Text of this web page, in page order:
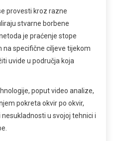
provesti kroz razne
stvarne borbene
je praćenje stope
specifične ciljeve tijekom
uvide u područja koja
poput video analize,
pokreta okvir po okvir,
u svojoj tehnici i